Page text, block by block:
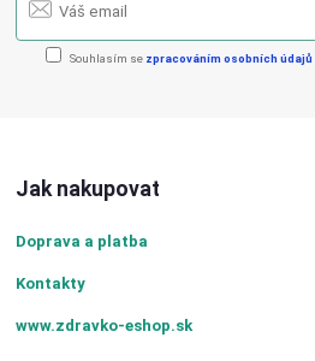
Souhlasím se zpracováním osobních údajů
Jak nakupovat
Doprava a platba
Kontakty
www.zdravko-eshop.sk